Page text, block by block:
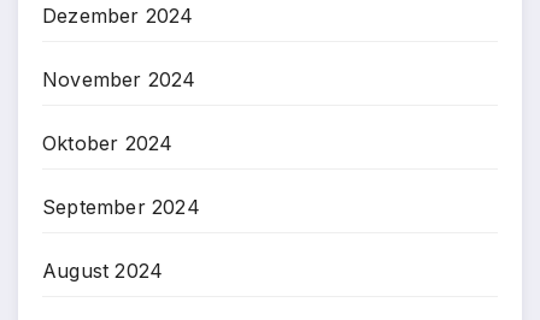
Dezember 2024
November 2024
Oktober 2024
September 2024
August 2024